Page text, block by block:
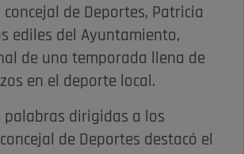
de Deportes, Patricia
ediles del Ayuntamiento,
de una temporada llena de
en el deporte local.
palabras dirigidas a los
de Deportes destacó el